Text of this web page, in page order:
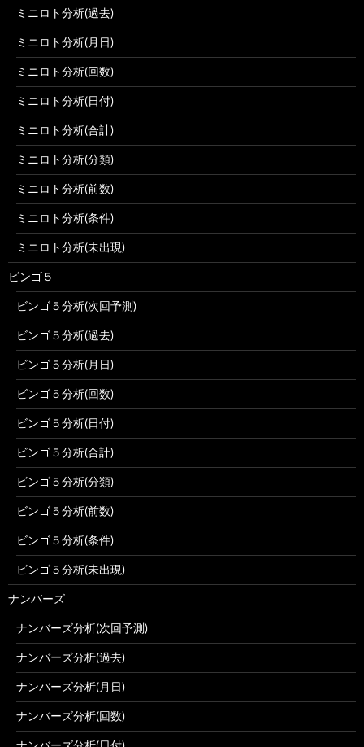
ミニロト分析(過去)
ミニロト分析(月日)
ミニロト分析(回数)
ミニロト分析(日付)
ミニロト分析(合計)
ミニロト分析(分類)
ミニロト分析(前数)
ミニロト分析(条件)
ミニロト分析(未出現)
ビンゴ５
ビンゴ５分析(次回予測)
ビンゴ５分析(過去)
ビンゴ５分析(月日)
ビンゴ５分析(回数)
ビンゴ５分析(日付)
ビンゴ５分析(合計)
ビンゴ５分析(分類)
ビンゴ５分析(前数)
ビンゴ５分析(条件)
ビンゴ５分析(未出現)
ナンバーズ
ナンバーズ分析(次回予測)
ナンバーズ分析(過去)
ナンバーズ分析(月日)
ナンバーズ分析(回数)